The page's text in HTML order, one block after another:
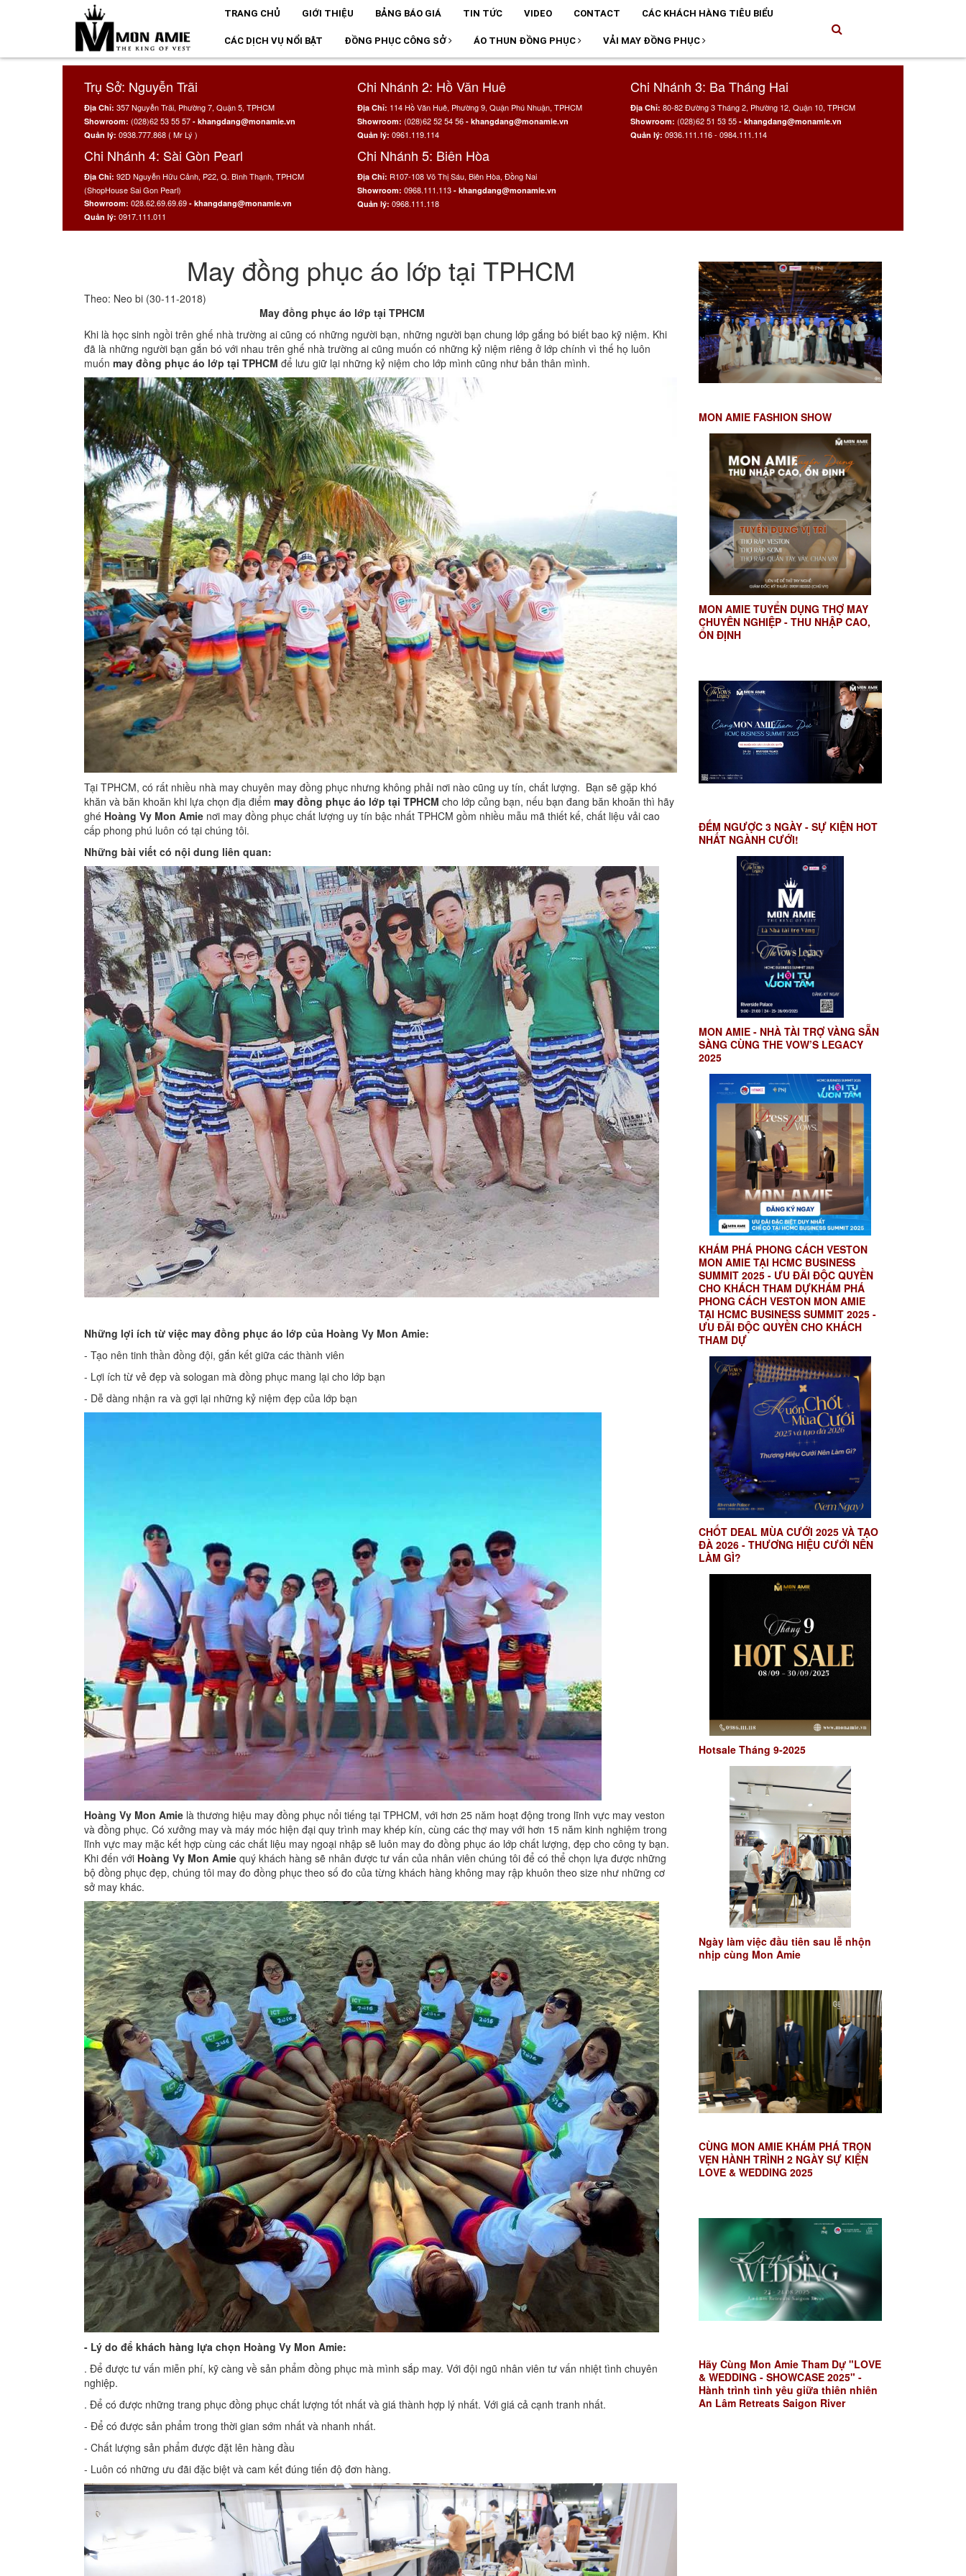
TRANG CHỦ GIỚI THIỆU BẢNG BÁO GIÁ TIN TỨC VIDEO CONTACT CÁC KHÁCH HÀNG TIÊU BIỂU
CÁC DỊCH VỤ NỔI BẬT ĐỒNG PHỤC CÔNG SỞ ÁO THUN ĐỒNG PHỤC VẢI MAY ĐỒNG PHỤC
Trụ Sở: Nguyễn Trãi
Địa Chỉ: 357 Nguyễn Trãi, Phường 7, Quận 5, TPHCM
Showroom: (028)62 53 55 57 - khangdang@monamie.vn
Quản lý: 0938.777.868 ( Mr Lý )
Chi Nhánh 2: Hồ Văn Huê
Địa Chỉ: 114 Hồ Văn Huê, Phường 9, Quận Phú Nhuận, TPHCM
Showroom: (028)62 52 54 56 - khangdang@monamie.vn
Quản lý: 0961.119.114
Chi Nhánh 3: Ba Tháng Hai
Địa Chỉ: 80-82 Đường 3 Tháng 2, Phường 12, Quận 10, TPHCM
Showroom: (028)62 51 53 55 - khangdang@monamie.vn
Quản lý: 0936.111.116 - 0984.111.114
Chi Nhánh 4: Sài Gòn Pearl
Địa Chỉ: 92D Nguyễn Hữu Cảnh, P22, Q. Bình Thạnh, TPHCM
(ShopHouse Sai Gon Pearl)
Showroom: 028.62.69.69.69 - khangdang@monamie.vn
Quản lý: 0917.111.011
Chi Nhánh 5: Biên Hòa
Địa Chỉ: R107-108 Võ Thị Sáu, Biên Hòa, Đồng Nai
Showroom: 0968.111.113 - khangdang@monamie.vn
Quản lý: 0968.111.118
May đồng phục áo lớp tại TPHCM
Theo: Neo bi (30-11-2018)
May đồng phục áo lớp tại TPHCM
Khi là học sinh ngồi trên ghế nhà trường ai cũng có những người bạn, những người bạn chung lớp gắng bó biết bao kỹ niệm. Khi
đã là những người bạn gắn bó với nhau trên ghế nhà trường ai cũng muốn có những kỷ niệm riêng ở lớp chính vì thế họ luôn
muốn may đồng phục áo lớp tại TPHCM để lưu giữ lại những kỷ niệm cho lớp mình cũng như bản thân mình.
Tại TPHCM, có rất nhiều nhà may chuyên may đồng phục nhưng không phải nơi nào cũng uy tín, chất lượng. Bạn sẽ gặp khó
khăn và băn khoăn khi lựa chọn địa điểm may đồng phục áo lớp tại TPHCM cho lớp củng bạn, nếu bạn đang băn khoăn thì hãy
ghé Hoàng Vy Mon Amie nơi may đồng phục chất lượng uy tín bậc nhất TPHCM gồm nhiều mẫu mã thiết kế, chất liệu vải cao
cấp phong phú luôn có tại chúng tôi.
Những bài viết có nội dung liên quan:
Những lợi ích từ việc may đồng phục áo lớp của Hoàng Vy Mon Amie:
- Tạo nên tinh thần đồng đội, gắn kết giữa các thành viên
- Lợi ích từ vẻ đẹp và sologan mà đồng phục mang lại cho lớp bạn
- Dễ dàng nhận ra và gợi lại những kỷ niệm đẹp của lớp bạn
Hoàng Vy Mon Amie là thương hiệu may đồng phục nổi tiếng tại TPHCM, với hơn 25 năm hoạt động trong lĩnh vực may veston
và đồng phục. Có xưởng may và máy móc hiện đại quy trình may khép kín, cùng các thợ may với hơn 15 năm kinh nghiệm trong
lĩnh vực may mặc kết hợp cùng các chất liệu may ngoại nhập sẽ luôn may đo đồng phục áo lớp chất lượng, đẹp cho công ty bạn.
Khi đến với Hoàng Vy Mon Amie quý khách hàng sẽ nhân được tư vấn của nhân viên chúng tôi để có thể chọn lựa được những
bộ đồng phục đẹp, chúng tôi may đo đồng phục theo số đo của từng khách hàng không may rập khuôn theo size như những cơ
sở may khác.
- Lý do để khách hàng lựa chọn Hoàng Vy Mon Amie:
. Để được tư vấn miễn phí, kỹ càng về sản phẩm đồng phục mà mình sắp may. Với đội ngũ nhân viên tư vấn nhiệt tình chuyên
nghiệp.
. Để có được những trang phục đồng phục chất lượng tốt nhất và giá thành hợp lý nhất. Với giá cả cạnh tranh nhất.
- Để có được sản phẩm trong thời gian sớm nhất và nhanh nhất.
- Chất lượng sản phẩm được đặt lên hàng đầu
- Luôn có những ưu đãi đặc biệt và cam kết đúng tiến độ đơn hàng.
MON AMIE FASHION SHOW
MON AMIE TUYỂN DỤNG THỢ MAY
CHUYÊN NGHIỆP - THU NHẬP CAO,
ỔN ĐỊNH
ĐẾM NGƯỢC 3 NGÀY - SỰ KIỆN HOT
NHẤT NGÀNH CƯỚI!
MON AMIE - NHÀ TÀI TRỢ VÀNG SẴN
SÀNG CÙNG THE VOW’S LEGACY
2025
KHÁM PHÁ PHONG CÁCH VESTON
MON AMIE TẠI HCMC BUSINESS
SUMMIT 2025 - ƯU ĐÃI ĐỘC QUYỀN
CHO KHÁCH THAM DỰKHÁM PHÁ
PHONG CÁCH VESTON MON AMIE
TẠI HCMC BUSINESS SUMMIT 2025 -
ƯU ĐÃI ĐỘC QUYỀN CHO KHÁCH
THAM DỰ
CHỐT DEAL MÙA CƯỚI 2025 VÀ TẠO
ĐÀ 2026 - THƯƠNG HIỆU CƯỚI NÊN
LÀM GÌ?
Hotsale Tháng 9-2025
Ngày làm việc đầu tiên sau lễ nhộn
nhịp cùng Mon Amie
CÙNG MON AMIE KHÁM PHÁ TRỌN
VẸN HÀNH TRÌNH 2 NGÀY SỰ KIỆN
LOVE & WEDDING 2025
Hãy Cùng Mon Amie Tham Dự "LOVE
& WEDDING - SHOWCASE 2025" -
Hành trình tình yêu giữa thiên nhiên
An Lâm Retreats Saigon River